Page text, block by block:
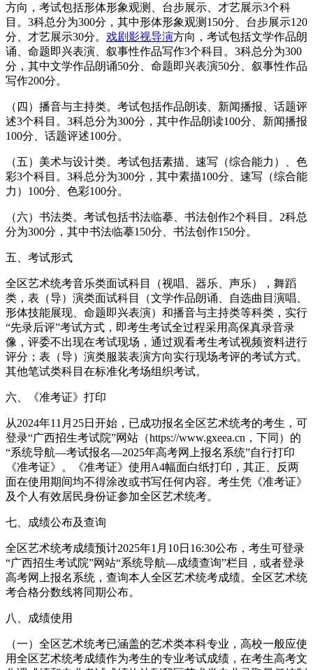
方向，考试包括形体形象观测、台步展示、才艺展示3个科
目。3科总分为300分，其中形体形象观测150分、台步展示120
分、才艺展示30分。 戏剧影视导演方向，考试包括文学作品朗
诵、命题即兴表演、叙事性作品写作3个科目。3科总分为300
分，其中文学作品朗诵50分、命题即兴表演50分、叙事性作品
写作200分。
（四）播音与主持类。考试包括作品朗读、新闻播报、话题评
述3个科目。3科总分为300分，其中作品朗读100分、新闻播报
100分、话题评述100分。
（五）美术与设计类。考试包括素描、速写（综合能力）、色
彩3个科目。3科总分为300分，其中素描100分、速写（综合能
力）100分、色彩100分。
（六）书法类。考试包括书法临摹、书法创作2个科目。2科总
分为300分，其中书法临摹150分、书法创作150分。
五、考试形式
全区艺术统考音乐类面试科目（视唱、器乐、声乐），舞蹈
类，表（导）演类面试科目（文学作品朗诵、自选曲目演唱、
形体技能展现、命题即兴表演）和播音与主持类等科类，实行
“先录后评”考试方式，即考生考试全过程采用高保真录音录
像，评委不出现在考试现场，通过观看考生考试视频资料进行
评分；表（导）演类服装表演方向实行现场考评的考试方式。
其他笔试类科目在标准化考场组织考试。
六、《准考证》打印
从2024年11月25日开始，已成功报名全区艺术统考的考生，可
登录“广西招生考试院”网站（https://www.gxeea.cn，下同）的
“系统导航—考试报名—2025年高考网上报名系统”自行打印
《准考证》。《准考证》使用A4幅面白纸打印，其正、反两
面在使用期间均不得涂改或书写任何内容。考生凭《准考证》
及个人有效居民身份证参加全区艺术统考。
七、成绩公布及查询
全区艺术统考成绩预计2025年1月10日16:30公布，考生可登录
“广西招生考试院”网站“系统导航—成绩查询”栏目，或者登录
高考网上报名系统，查询本人全区艺术统考成绩。全区艺术统
考合格分数线将同期公布。
八、成绩使用
（一）全区艺术统考已涵盖的艺术类本科专业，高校一般应使
用全区艺术统考成绩作为考生的专业考试成绩，在考生高考文